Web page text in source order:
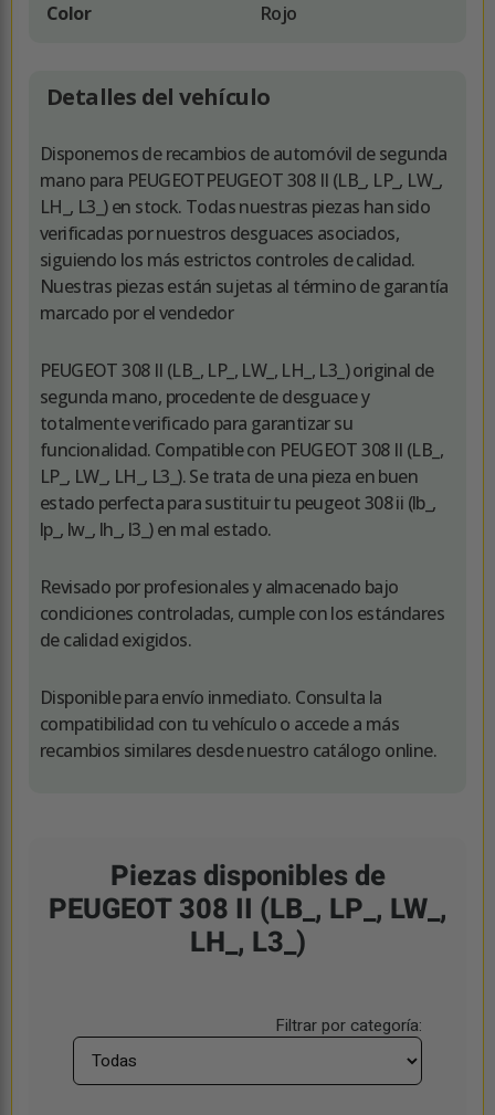
Color
Rojo
Detalles del vehículo
Disponemos de recambios de automóvil de segunda
mano para PEUGEOTPEUGEOT 308 II (LB_, LP_, LW_,
LH_, L3_) en stock. Todas nuestras piezas han sido
verificadas por nuestros desguaces asociados,
siguiendo los más estrictos controles de calidad.
Nuestras piezas están sujetas al término de garantía
marcado por el vendedor
PEUGEOT 308 II (LB_, LP_, LW_, LH_, L3_) original de
segunda mano, procedente de desguace y
totalmente verificado para garantizar su
funcionalidad. Compatible con PEUGEOT 308 II (LB_,
LP_, LW_, LH_, L3_). Se trata de una pieza en buen
estado perfecta para sustituir tu peugeot 308 ii (lb_,
lp_, lw_, lh_, l3_) en mal estado.
Revisado por profesionales y almacenado bajo
condiciones controladas, cumple con los estándares
de calidad exigidos.
Disponible para envío inmediato. Consulta la
compatibilidad con tu vehículo o accede a más
recambios similares desde nuestro catálogo online.
Piezas disponibles de
PEUGEOT 308 II (LB_, LP_, LW_,
LH_, L3_)
Filtrar por categoría: